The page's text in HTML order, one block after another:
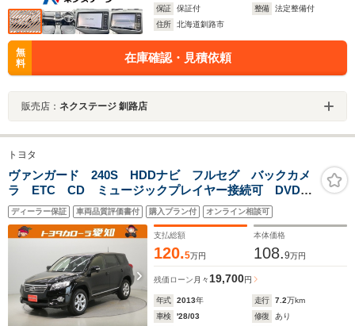
保証
保証付 整備
法定整備付
住所
北海道釧路市
無
料
在庫確認・見積依頼
販売店： ネクステージ 釧路店
トヨタ
ヴァンガード 240S HDDナビ フルセグ バックカメ
ラ ETC CD ミュージックプレイヤー接続可 DVD再
生 HIDヘッドライト スマートキー キーレス ワンオ
ーナー
ディーラー保証 車両品質評価書付 購入プラン付 オンライン相談可
支払総額
120.5万円
本体価格
108.9万円
残価ローン 月々 19,700円
年式 2013年 走行 7.2万km
車検
'28/03 修復
あり